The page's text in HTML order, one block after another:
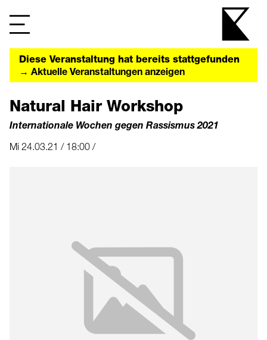
Diese Veranstaltung hat bereits stattgefunden
→ Aktuelle Veranstaltungen anzeigen
Natural Hair Workshop
Internationale Wochen gegen Rassismus 2021
Mi 24.03.21 / 18:00 /